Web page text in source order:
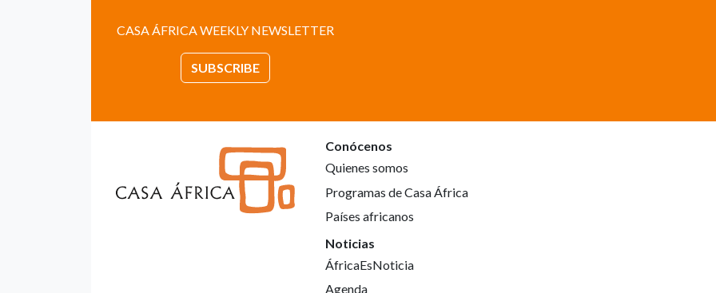
CASA ÁFRICA WEEKLY NEWSLETTER
SUBSCRIBE
Conócenos
Quienes somos
Programas de Casa África
Países africanos
Noticias
ÁfricaEsNoticia
Agenda